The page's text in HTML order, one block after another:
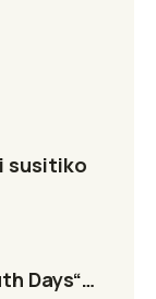
susitiko
Days“…